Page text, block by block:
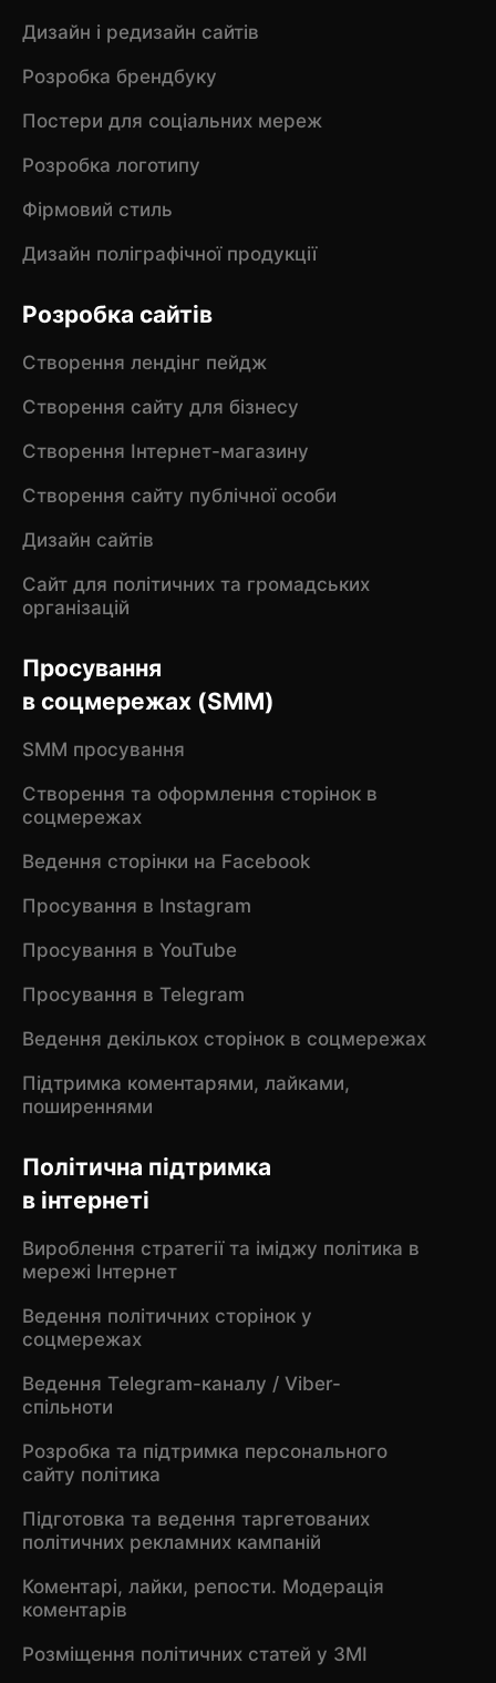
Дизайн і редизайн сайтів
Розробка брендбуку
Постери для соціальних мереж
Розробка логотипу
Фірмовий стиль
Дизайн поліграфічної продукції
Розробка сайтів
Створення лендінг пейдж
Створення сайту для бізнесу
Створення Інтернет-магазину
Створення сайту публічної особи
Дизайн сайтів
Сайт для політичних та громадських
організацій
Просування
в соцмережах (SMM)
SMM просування
Створення та оформлення сторінок в
соцмережах
Ведення сторінки на Facebook
Просування в Instagram
Просування в YouTube
Просування в Telegram
Ведення декількох сторінок в соцмережах
Підтримка коментарями, лайками,
поширеннями
Політична підтримка
в інтернеті
Вироблення стратегії та іміджу політика в
мережі Інтернет
Ведення політичних сторінок у
соцмережах
Ведення Telegram-каналу / Viber-
спільноти
Розробка та підтримка персонального
сайту політика
Підготовка та ведення таргетованих
політичних рекламних кампаній
Коментарі, лайки, репости. Модерація
коментарів
Розміщення політичних статей у ЗМІ